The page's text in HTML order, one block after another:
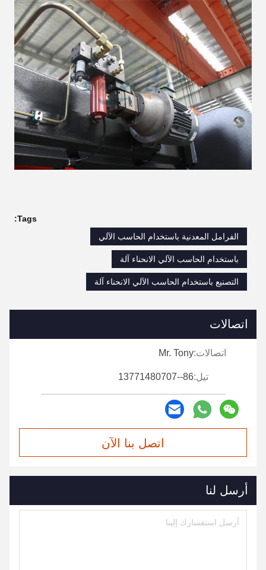
Tags:
الفرامل المعدنية باستخدام الحاسب الآلي
باستخدام الحاسب الآلي الانحناء آلة
التصنيع باستخدام الحاسب الآلي الانحناء آلة
اتصالات
اتصالات:Mr. Tony
تيل:86--13771480707
اتصل بنا الآن
أرسل لنا